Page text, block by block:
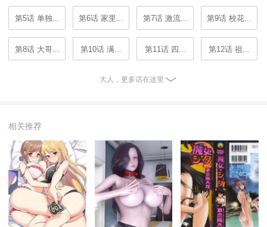
第5话 单独... 第6话 家里... 第7话 激流... 第9话 校花...
第8话 大哥... 第10话 满... 第11话 四... 第12话 祖...
大人，更多话在这里
相关推荐